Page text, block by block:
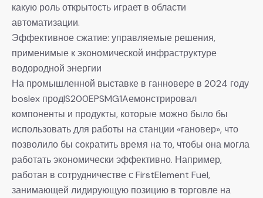
какую роль открытость играет в области
автоматизации.
Эффективное сжатие: управляемые решения,
применимые к экономической инфраструктуре
водородной энергии
На промышленной выставке в ганновере в 2024 году
boslex продIS200EPSMG1Aемонстрировал
компоненты и продукты, которые можно было бы
использовать для работы на станции «гановер», что
позволило бы сократить время на то, чтобы она могла
работать экономически эффективно. Например,
работая в сотрудничестве с FirstElement Fuel,
занимающей лидирующую позицию в торговле на